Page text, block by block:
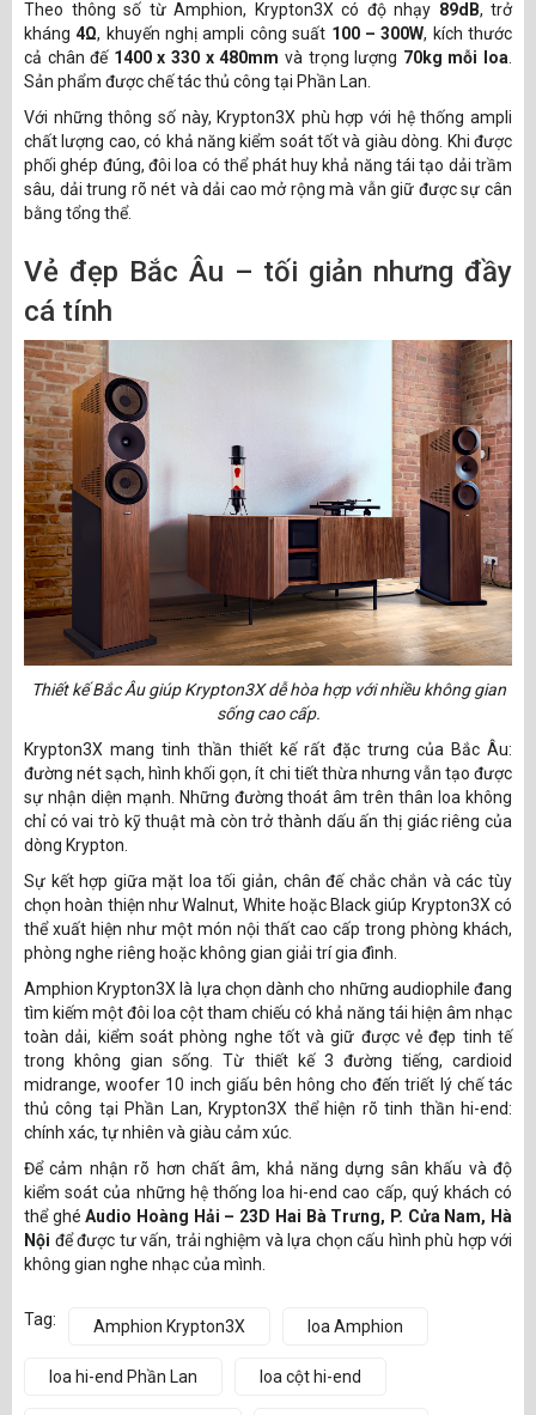
Theo thông số từ Amphion, Krypton3X có độ nhạy 89dB, trở
kháng4Ω, khuyến nghị ampli công suất 100 – 300W, kích thước
cả chân đế 1400 x 330 x 480mm và trọng lượng 70kg mỗi loa
Sản phẩm được chế tác thủ công tại Phần Lan.
Với những thông số này, Krypton3X phù hợp với hệ thống ampli
chất lượng cao, có khả năng kiểm soát tốt và giàu dòng. Khi được
phối ghép đúng, đôi loa có thể phát huy khả năng tái tạo dải trầm
sâu, dải trung rõ nét và dải cao mở rộng mà vẫn giữ được sự cân
bằng tổng thể.
Vẻ đẹp Bắc Âu – tối giản nhưng đầy
cá tính
Thiết kế Bắc Âu giúp Krypton3X dễ hòa hợp với nhiều không gian
sống cao cấp.
Krypton3X mang tinh thần thiết kế rất đặc trưng của Bắc Âu:
đường nét sạch, hình khối gọn, ít chi tiết thừa nhưng vẫn tạo được
sự nhận diện mạnh. Những đường thoát âm trên thân loa không
chỉ có vai trò kỹ thuật mà còn trở thành dấu ấn thị giác riêng của
dòng Krypton.
Sự kết hợp giữa mặt loa tối giản, chân đế chắc chắn và các tùy
chọn hoàn thiện như Walnut, White hoặc Black giúp Krypton3X có
thể xuất hiện như một món nội thất cao cấp trong phòng khách,
phòng nghe riêng hoặc không gian giải trí gia đình.
Amphion Krypton3X là lựa chọn dành cho những audiophile đang
tìm kiếm một đôi loa cột tham chiếu có khả năng tái hiện âm nhạc
toàn dải, kiểm soát phòng nghe tốt và giữ được vẻ đẹp tinh tế
trong không gian sống. Từ thiết kế 3 đường tiếng, cardioid
midrange, woofer 10 inch giấu bên hông cho đến triết lý chế tác
thủ công tại Phần Lan, Krypton3X thể hiện rõ tinh thần hi-end:
chính xác, tự nhiên và giàu cảm xúc.
Để cảm nhận rõ hơn chất âm, khả năng dựng sân khấu và độ
kiểm soát của những hệ thống loa hi-end cao cấp, quý khách có
thể ghéAudio Hoàng Hải – 23D Hai Bà Trưng, P. Cửa Nam, Hà
Nội để được tư vấn, trải nghiệm và lựa chọn cấu hình phù hợp với
không gian nghe nhạc của mình.
Tag: Amphion Krypton3X loa Amphion
loa hi-end Phần Lan loa cột hi-end